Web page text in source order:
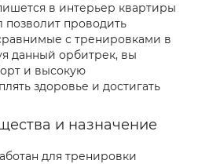
в интерьер квартиры
проводить
с тренировками в
данный орбитрек, вы
и высокую
здоровье и достигать
и назначение
для тренировки